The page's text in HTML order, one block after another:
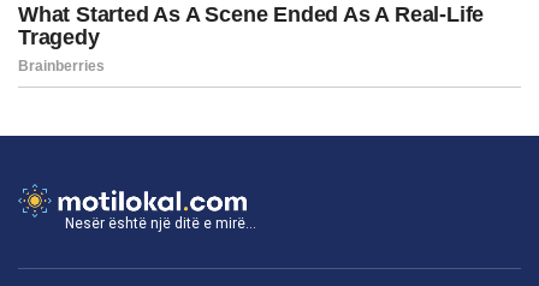
Nesër është një ditë e mirë...